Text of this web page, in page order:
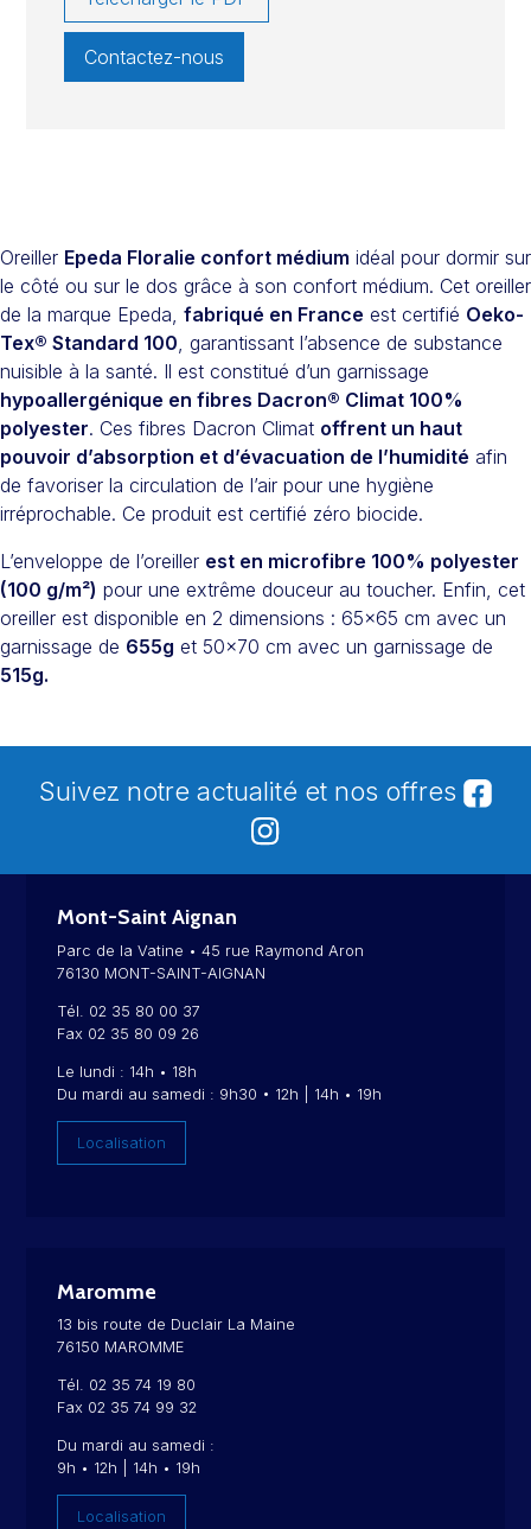
Contactez-nous
Oreiller Epeda Floralie confort médium idéal pour dormir sur
le côté ou sur le dos grâce à son confort médium. Cet oreiller
de la marque Epeda, fabriqué en France est certifié Oeko-
Tex® Standard 100, garantissant l’absence de substance
nuisible à la santé. Il est constitué d’un garnissage
hypoallergénique en fibres Dacron® Climat 100%
polyester. Ces fibres Dacron Climat offrent un haut
pouvoir d’absorption et d’évacuation de l’humidité afin
de favoriser la circulation de l’air pour une hygiène
irréprochable. Ce produit est certifié zéro biocide.
L’enveloppe de l’oreiller est en microfibre 100% polyester
(100 g/m²) pour une extrême douceur au toucher. Enfin, cet
oreiller est disponible en 2 dimensions : 65×65 cm avec un
garnissage de 655g et 50×70 cm avec un garnissage de
515g.
Suivez notre actualité et nos offres
Mont-Saint Aignan
Parc de la Vatine • 45 rue Raymond Aron
76130 MONT-SAINT-AIGNAN
Tél. 02 35 80 00 37
Fax 02 35 80 09 26
Le lundi : 14h • 18h
Du mardi au samedi : 9h30 • 12h | 14h • 19h
Localisation
Maromme
13 bis route de Duclair La Maine
76150 MAROMME
Tél. 02 35 74 19 80
Fax 02 35 74 99 32
Du mardi au samedi :
9h • 12h | 14h • 19h
Localisation